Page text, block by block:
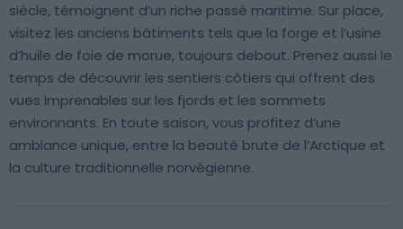
siècle, témoignent d’un riche passé maritime. Sur place,
visitez les anciens bâtiments tels que la forge et l’usine
d’huile de foie de morue, toujours debout. Prenez aussi le
temps de découvrir les sentiers côtiers qui offrent des
vues imprenables sur les fjords et les sommets
environnants. En toute saison, vous profitez d’une
ambiance unique, entre la beauté brute de l’Arctique et
la culture traditionnelle norvégienne.